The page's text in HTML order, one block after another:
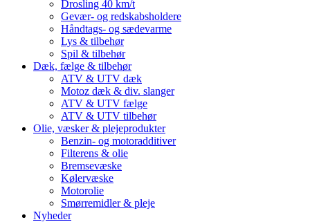
Drosling 40 km/t
Gevær- og redskabsholdere
Håndtags- og sædevarme
Lys & tilbehør
Spil & tilbehør
Dæk, fælge & tilbehør
ATV & UTV dæk
Motoz dæk & div. slanger
ATV & UTV fælge
ATV & UTV tilbehør
Olie, væsker & plejeprodukter
Benzin- og motoradditiver
Filterens & olie
Bremsevæske
Kølervæske
Motorolie
Smørremidler & pleje
Nyheder